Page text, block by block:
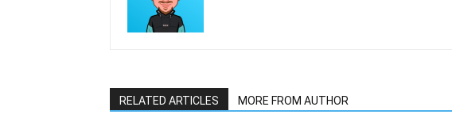
RELATED ARTICLES MORE FROM AUTHOR